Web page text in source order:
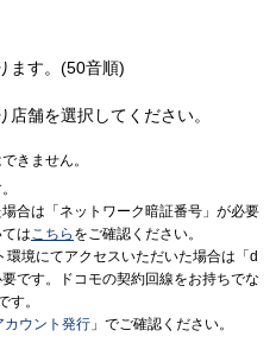
ます。(50音順)
舗を選択してください。
きません。
合は「ネットワーク暗証番号」が必要
はこちら をご確認ください。
境にてアクセスいただいた場合は「d
です。ドコモの契約回線をお持ちでな
す。
カウント発行 」でご確認ください。